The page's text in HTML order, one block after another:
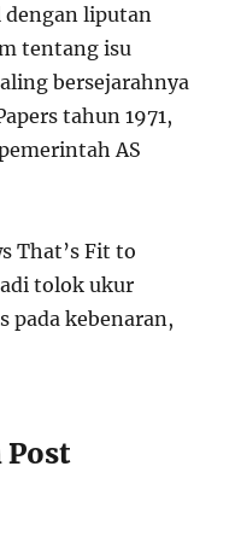
dengan liputan
tentang isu
bersejarahnya
tahun 1971,
AS
That’s Fit to
tolok ukur
pada kebenaran,
Post